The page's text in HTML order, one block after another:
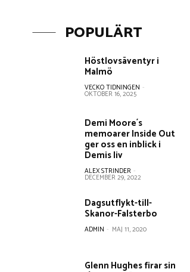
POPULÄRT
Höstlovsäventyr i
Malmö
VECKO TIDNINGEN -
OKTOBER 16, 2025
Demi Moore´s
memoarer Inside Out
ger oss en inblick i
Demis liv
ALEX STRINDER -
DECEMBER 29, 2022
Dagsutflykt-till-
Skanor-Falsterbo
ADMIN - MAJ 11, 2020
Glenn Hughes firar sin